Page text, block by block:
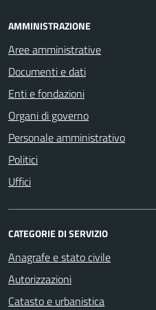
AMMINISTRAZIONE
Aree amministrative
Documenti e dati
Enti e fondazioni
Organi di governo
Personale amministrativo
Politici
Uffici
CATEGORIE DI SERVIZIO
Anagrafe e stato civile
Autorizzazioni
Catasto e urbanistica